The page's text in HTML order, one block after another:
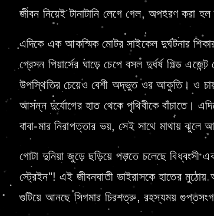
জীবন নিয়েই টানাটানি লেগে গেল, অপহরণ করা হল
এদিকে এক আকস্মিক মোটর সাইকেল দুর্ঘটনার শিকার
গ্রেসন পিয়ার্সের ঘাড়ে চেপে বসল দুর্ধর্ষ গিল্ড
উপস্থিতির চেয়েও বেশী অদ্ভুত ওর আকুতি। ও চায়
আসন্ন দুর্যোগের হাত থেকে পৃথিবীকে বাঁচাতে।
বাবা-মার নিরাপত্তার ভয়, সেই সাথে মাথায় ঝুলে
গোটা দুনিয়া জুড়ে ছড়িয়ে পড়তে চলেছে বিধ্বংসী
স্ট্রেইন"! এই জীবনঘাতী ভাইরাসকে হাতের
গুটিয়ে আনছে সিগমার চিরশত্রু, রহস্যময়